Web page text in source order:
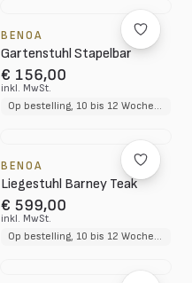
BENOA
Gartenstuhl Stapelbar
€ 156,00
inkl. MwSt.
Op bestelling, 10 bis 12 Wochen Lieferzeit
BENOA
Liegestuhl Barney Teak
€ 599,00
inkl. MwSt.
Op bestelling, 10 bis 12 Wochen Lieferzeit